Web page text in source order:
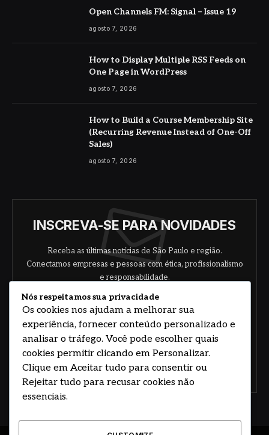
Open Channels FM: Signal – Issue 19
agosto 7, 2026
How to Display Multiple RSS Feeds on
One Page in WordPress
agosto 7, 2026
How to Build a Course Membership Site
(Recurring Revenue Instead of One-Off
Sales)
agosto 7, 2026
INSCREVA-SE PARA NOVIDADES
Receba as últimas notícias de São Paulo e região.
Conectamos empresas e pessoas com ética, profissionalismo
e responsabilidade.
Concorde com nossos termos e acordo de
Nós respeitamos sua privacidade
Os cookies nos ajudam a melhorar sua
experiência, fornecer conteúdo personalizado e
analisar o tráfego. Você pode escolher quais
cookies permitir clicando em Personalizar.
Clique em Aceitar tudo para consentir ou
Rejeitar tudo para recusar cookies não
essenciais.